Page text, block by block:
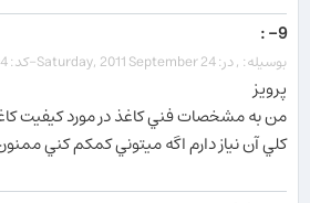
9- :
بوسیله: , در: Saturday, 2011 September 24-کد: 3504
پرويز
من به مشخصات فني کاغذ در مورد کيفيت
کلي آن نياز دارم اگه ميتوني کمکم کني